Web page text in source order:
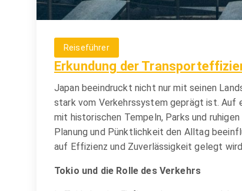
Reiseführer
Erkundung der
Japan beeindruckt nicht nur mit seinen
stark vom Verkehrssystem geprägt ist. Auf
mit historischen Tempeln, Parks und
Planung und Pünktlichkeit den Alltag
auf Effizienz und Zuverlässigkeit gelegt
Tokio und die Rolle des Verkehrs